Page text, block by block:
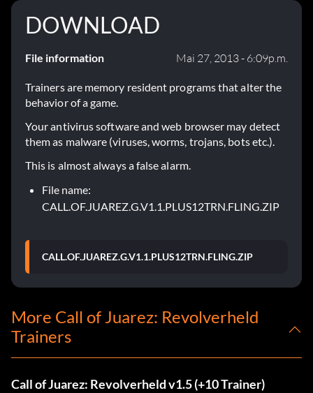
DOWNLOAD
File information Mai 27, 2013 - 6:09p.m.
Trainers are memory resident programs that alter the
behavior of a game.
Your antivirus software and web browser may detect
them as malware (viruses, worms, trojans, bots etc.).
This is almost always a false alarm.
File name:
CALL.OF.JUAREZ.G.V1.1.PLUS12TRN.FLING.ZIP
CALL.OF.JUAREZ.G.V1.1.PLUS12TRN.FLING.ZIP
More Call of Juarez: Revolverheld
Trainers
Call of Juarez: Revolverheld v1.5 (+10 Trainer)